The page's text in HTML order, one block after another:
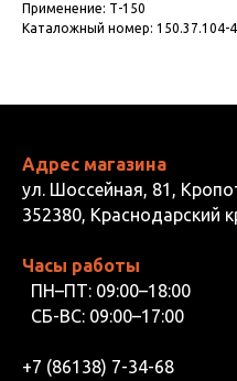
Применение: Т-150
Каталожный номер: 150.37.104-4
Адрес магазина
ул. Шоссейная, 81,
352380, Краснодарский
Часы работы
ПН–ПТ: 09:00–18:00
СБ-ВС: 09:00–17:00
+7 (86138) 7-34-68